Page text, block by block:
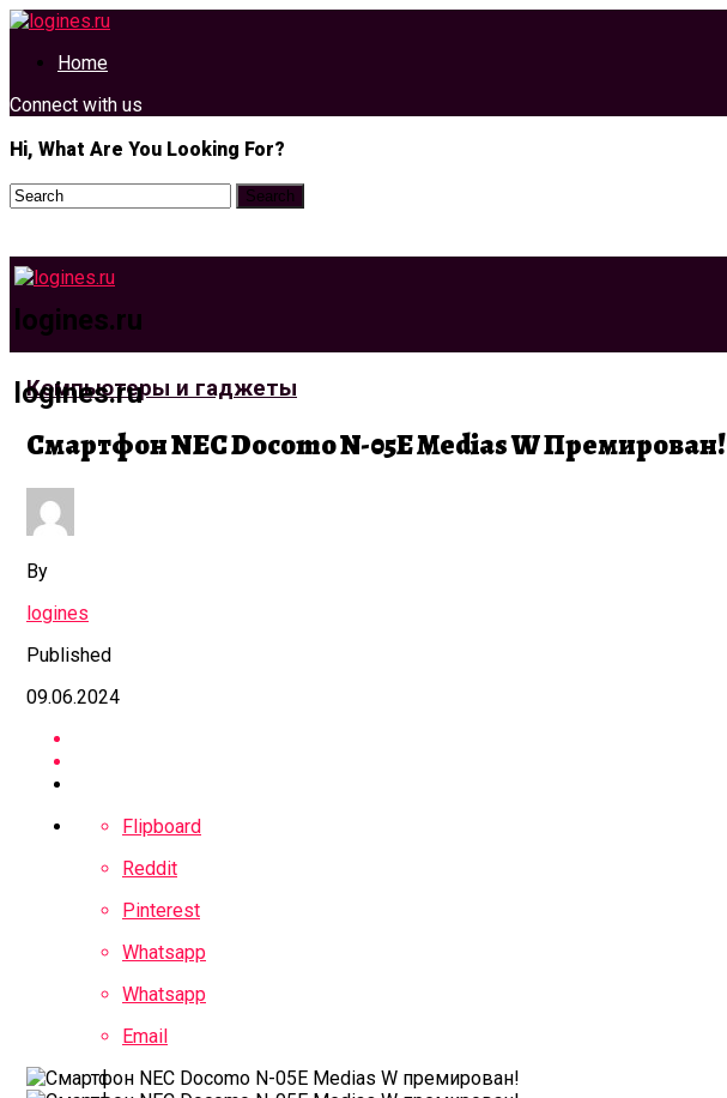
Home
Connect with us
Hi, What Are You Looking For?
logines.ru
logines.ru
Компьютеры и гаджеты
Смартфон NEC Docomo N-05E Medias W Премирован!
By
logines
Published
09.06.2024
Flipboard
Reddit
Pinterest
Whatsapp
Whatsapp
Email